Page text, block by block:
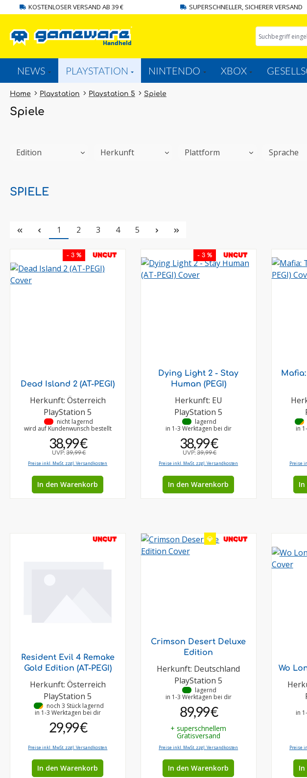
Zur Hauptnavigation springen
KOSTENLOSER VERSAND AB 39 € SUPERSCHNELLER, SICHERER VERSAND
NEWS PLAYSTATION NINTENDO XBOX
Home Playstation Playstation 5 Spiele
Spiele
Edition Herkunft Plattform Sprache
SPIELE
Seite
1 Seite
2 Seite
3 Seite
4 Seite
5
- 3 % UNCUT
Dead Island 2 (AT-PEGI)
Herkunft: Österreich
PlayStation 5
nicht lagernd
wird auf Kundenwunsch bestellt
38,99 €
UVP:39,99 €
Preise inkl. MwSt. zzgl. Versandkosten
In den Warenkorb
- 3 % UNCUT
Dying Light 2 - Stay
Human (PEGI)
Herkunft: EU
PlayStation 5
lagernd
in 1-3 Werktagen bei dir
38,99 €
UVP:39,99 €
Preise inkl. MwSt. zzgl. Versandkosten
In den Warenkorb
•
in
Preise
In
UNCUT
Resident Evil 4 Remake
Gold Edition (AT-PEGI)
Herkunft: Österreich
PlayStation 5
noch 3 Stück lagernd
in 1-3 Werktagen bei dir
29,99 €
Preise inkl. MwSt. zzgl. Versandkosten
In den Warenkorb
💎 UNCUT
Crimson Desert Deluxe
Edition
Herkunft: Deutschland
PlayStation 5
lagernd
in 1-3 Werktagen bei dir
89,99 €
+ superschnellem
Gratisversand
Preise inkl. MwSt. zzgl. Versandkosten
In den Warenkorb
Wo
in
Preise
In